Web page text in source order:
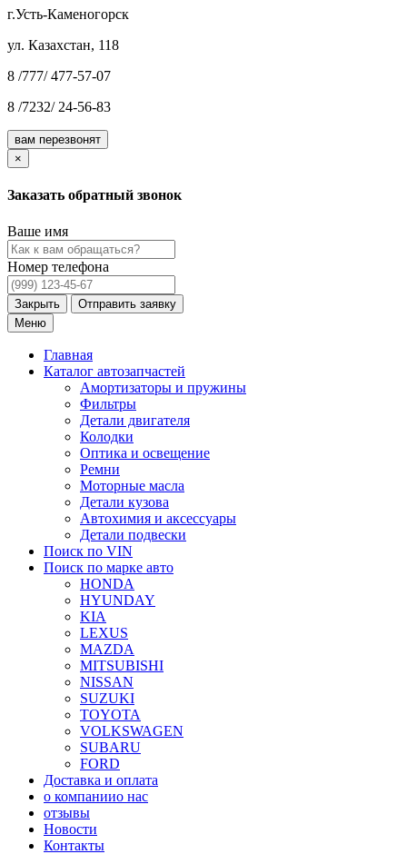
г.Усть-Каменогорск
ул. Казахстан, 118
8 /777/ 477-57-07
8 /7232/ 24-56-83
вам перезвонят
×
Заказать обратный звонок
Ваше имя
Номер телефона
Закрыть
Меню
Главная
Каталог автозапчастей
Амортизаторы и пружины
Фильтры
Детали двигателя
Колодки
Оптика и освещение
Ремни
Моторные масла
Детали кузова
Автохимия и аксессуары
Детали подвески
Поиск по VIN
Поиск по марке авто
HONDA
HYUNDAY
KIA
LEXUS
MAZDA
MITSUBISHI
NISSAN
SUZUKI
TOYOTA
VOLKSWAGEN
SUBARU
FORD
Доставка и оплата
о компаниио нас
отзывы
Новости
Контакты